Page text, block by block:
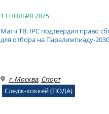
13 НОЯБРЯ 2025
Матч ТВ: IPC подтвердил право
для отбора на Паралимпиаду‑2030
г. Москва, Спорт
Следж-хоккей (ПОДА)